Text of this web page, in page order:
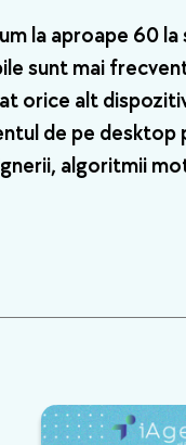
la aproape 60 la
sunt mai
orice alt
de pe desktop
algoritmii